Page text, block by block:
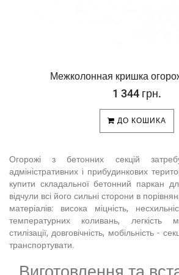
Межколонная кришка
1 344 грн.
ДО КОШИКА
Огорожі з бетонних секцій
адміністративних і прибудинкових
купити складальної бетонний паркан
відчули всі його сильні сторони в
матеріалів: висока міцність,
температурних коливань, легкість
стилізації, довговічність, мобільність -
транспортувати.